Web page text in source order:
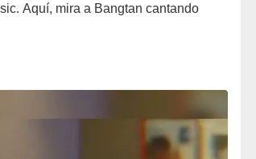
Aquí, mira a Bangtan cantando